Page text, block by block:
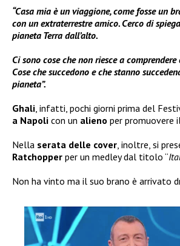
“Casa mia è un viaggione, come fosse un
con un extraterrestre amico. Cerco di
pianeta Terra dall’alto.
Ci sono cose che non riesce a
Cose che succedono e che stanno
pianeta”.
Ghali, infatti, pochi giorni prima del
a Napoli con un alieno per promuovere
Nella serata delle cover, inoltre, si
Ratchopper per un medley dal titolo “
Non ha vinto ma il suo brano è arrivato